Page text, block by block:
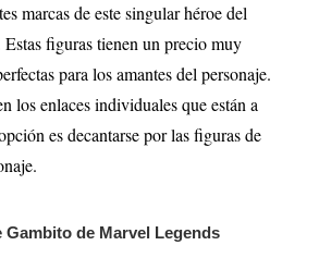
marcas de este singular héroe del
figuras tienen un precio muy
para los amantes del personaje.
los enlaces individuales que están a
es decantarse por las figuras de
Gambito de Marvel Legends